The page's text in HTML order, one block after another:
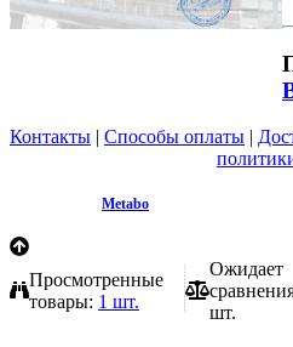
Контакты | Способы оплаты |
Metabo
Просмотренные
товары: 1 шт.
Ожидает
шт.